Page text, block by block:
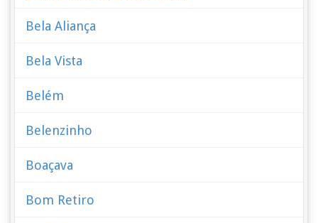
Bela Aliança
Bela Vista
Belém
Belenzinho
Boaçava
Bom Retiro